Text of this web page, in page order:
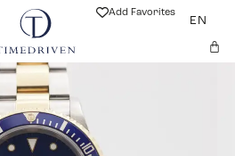
Add Favorites
EN